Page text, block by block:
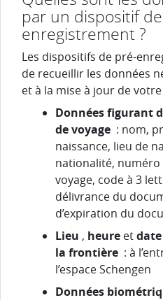
par un dispositif
enregistrement ?
Les dispositifs de pré-
de recueillir les données
et à la mise à jour de votre
Données figurant
de voyage : nom,
naissance, lieu de
nationalité,
voyage, code à 3
délivrance du
d’expiration du
Lieu , heure et
la frontière : à
l’espace Schengen
Données